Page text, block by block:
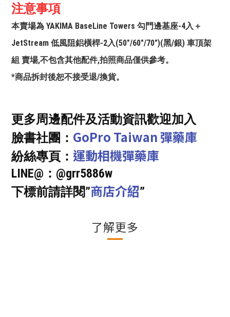
注意事項
本賣場為 YAKIMA BaseLine Towers 勾門邊基座-4入＋
JetStream 低風阻鋁橫桿-2入(50"/60"/70")(黑/銀) 車頂架
組 賣場,不包含其他配件,拍照商品僅供參考。
*商品拆封後恕不接受退/換貨。
更多周邊配件及活動資訊歡迎加入
臉書社團： GoPro Taiwan 彈藥庫
紛絲專頁： 運動相機彈藥庫
LINE@：@grr5886w
下標前請詳閱”商店介紹”
了解更多